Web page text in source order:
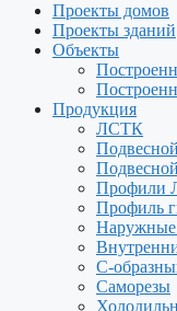
Проекты домов
Проекты зданий
Объекты
Продукция
ЛСТК
Профили
Профиль
С-
Саморезы